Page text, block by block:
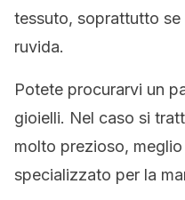
tessuto, soprattutto se
ruvida.
Potete procurarvi un
gioielli. Nel caso si
molto prezioso,
specializzato per la